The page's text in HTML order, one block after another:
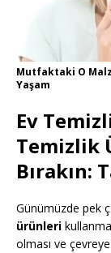
Mutfaktaki O
Yaşam
Ev
Temizlik
Bırakın:
Günümüzde pek
ürünleri
olması ve